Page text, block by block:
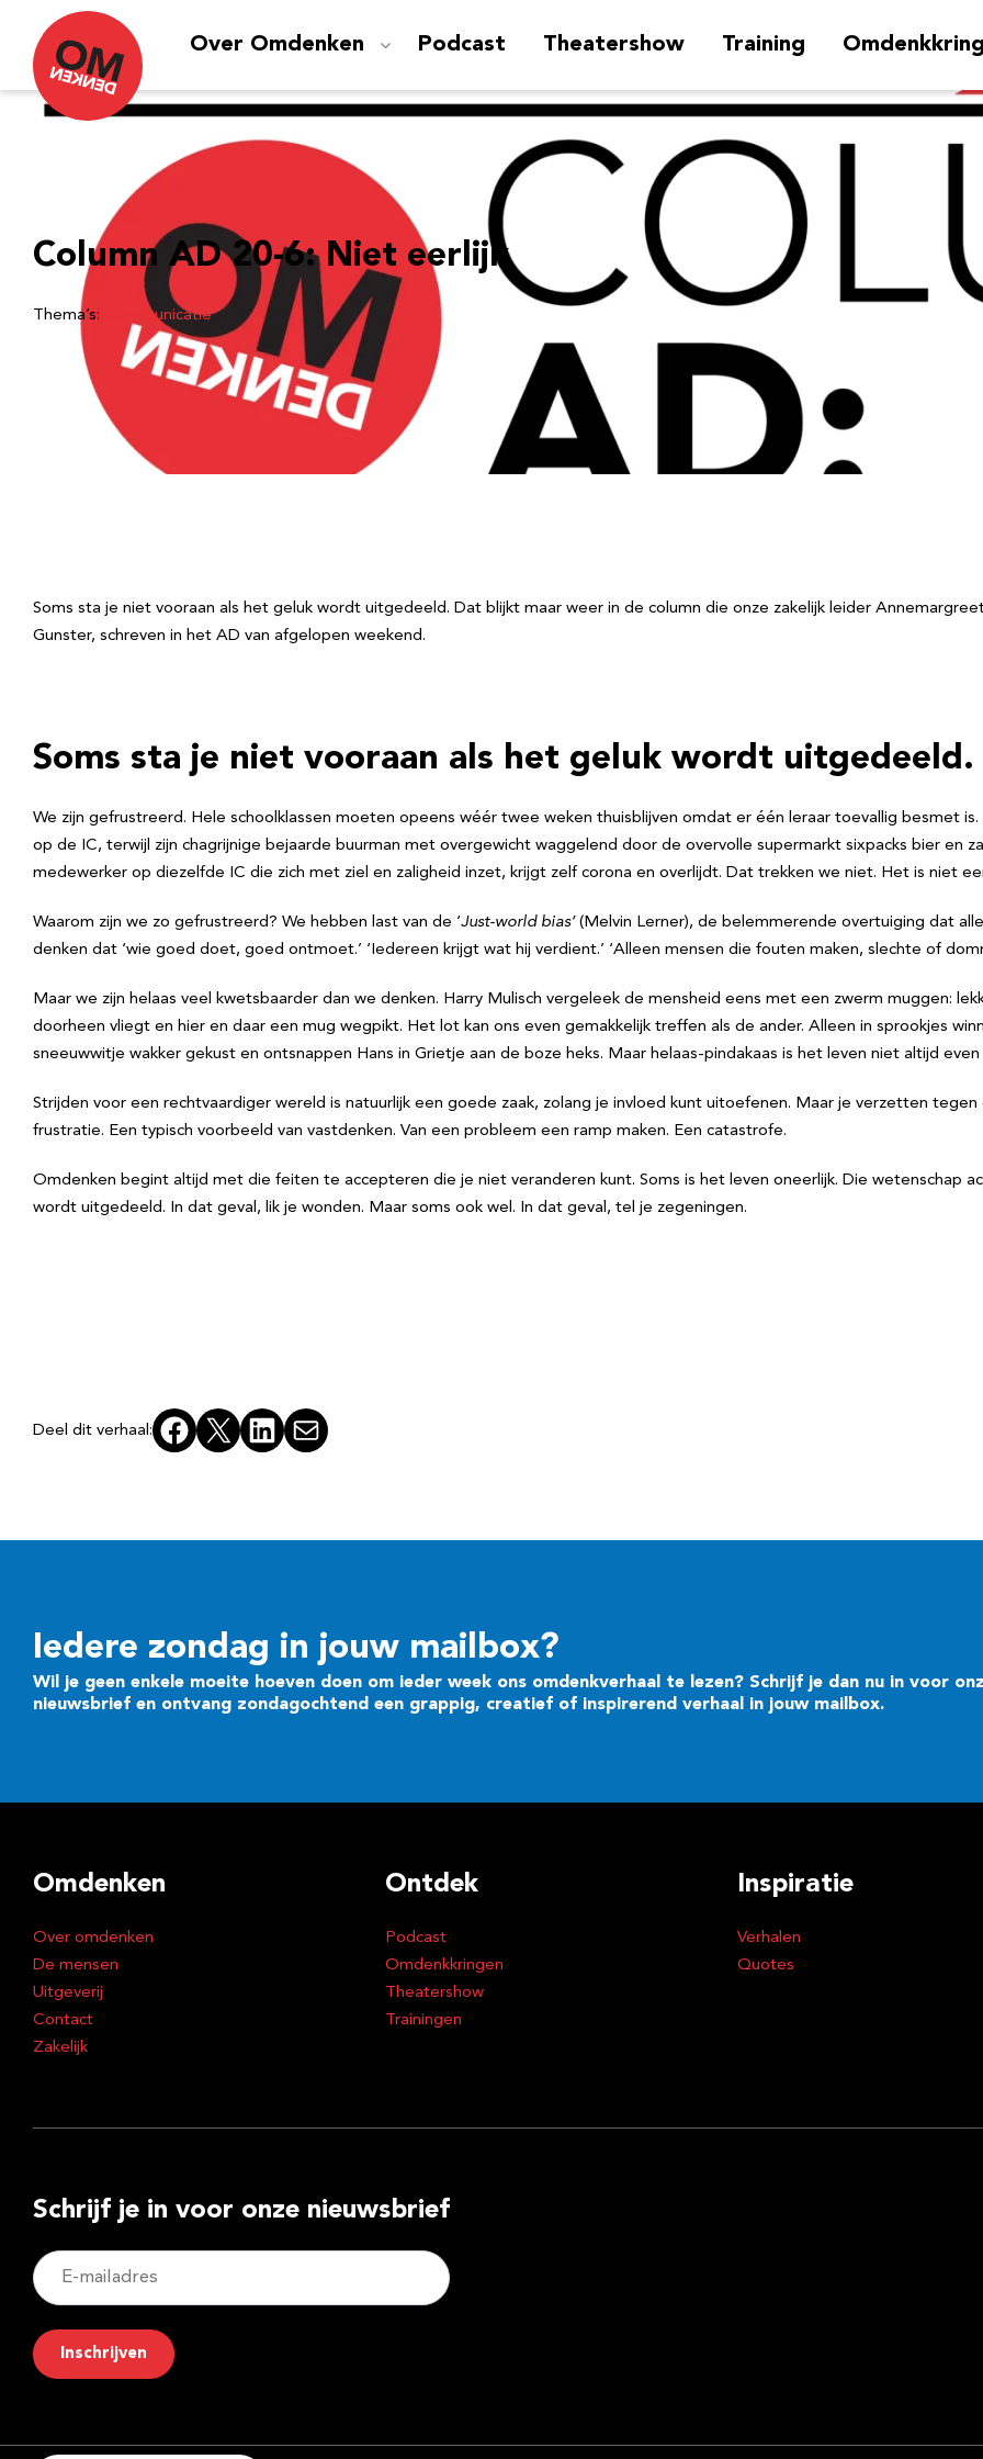
Over Omdenken Podcast Theatershow Training
Column AD 20-6: Niet eerlijk
Thema’s: Communicatie
Soms sta je niet vooraan als het geluk wordt uitgedeeld. Dat blijkt maar weer in de column die onze zakelijk leider
Gunster, schreven in het AD van afgelopen weekend.
Soms sta je niet vooraan als het geluk wordt uitgedeeld.
We zijn gefrustreerd. Hele schoolklassen moeten opeens wéér twee weken thuisblijven omdat er één leraar toevallig besmet
op de IC, terwijl zijn chagrijnige bejaarde buurman met overgewicht waggelend door de overvolle supermarkt sixpacks bier en
medewerker op diezelfde IC die zich met ziel en zaligheid inzet, krijgt zelf corona en overlijdt. Dat trekken we niet. Het is niet
Waarom zijn we zo gefrustreerd? We hebben last van de ‘Just-worldbias’ (Melvin Lerner), de belemmerende overtuiging dat
denken dat ‘wie goed doet, goed ontmoet.’ ‘Iedereen krijgt wat hij verdient.’ ‘Alleen mensen die fouten maken, slechte of
Maar we zijn helaas veel kwetsbaarder dan we denken. Harry Mulisch vergeleek de mensheid eens met een zwerm muggen:
doorheen vliegt en hier en daar een mug wegpikt. Het lot kan ons even gemakkelijk treffen als de ander. Alleen in sprookjes
sneeuwwitje wakker gekust en ontsnappen Hans in Grietje aan de boze heks. Maar helaas-pindakaas is het leven niet altijd
Strijden voor een rechtvaardiger wereld is natuurlijk een goede zaak, zolang je invloed kunt uitoefenen. Maar je verzetten
frustratie. Een typisch voorbeeld van vastdenken. Van een probleem een ramp maken. Een catastrofe.
Omdenken begint altijd met die feiten te accepteren die je niet veranderen kunt. Soms is het leven oneerlijk. Die wetenschap
wordt uitgedeeld. In dat geval, lik je wonden. Maar soms ook wel. In dat geval, tel je zegeningen.
Deel dit verhaal: Facebook
X LinkedInE-mail
Iedere zondag in jouw mailbox?
Wil je geen enkele moeite hoeven doen om ieder week ons omdenkverhaal te lezen? Schrijf je dan nu in voor
nieuwsbrief en ontvang zondagochtend een grappig, creatief of inspirerend verhaal in jouw mailbox.
Omdenken
Over omdenken
De mensen
Uitgeverij
Contact
Zakelijk
Ontdek
Podcast
Omdenkkringen
Theatershow
Trainingen
Inspiratie
Verhalen
Quotes
Schrijf je in voor onze nieuwsbrief
E-
mailadres
Inschrijven